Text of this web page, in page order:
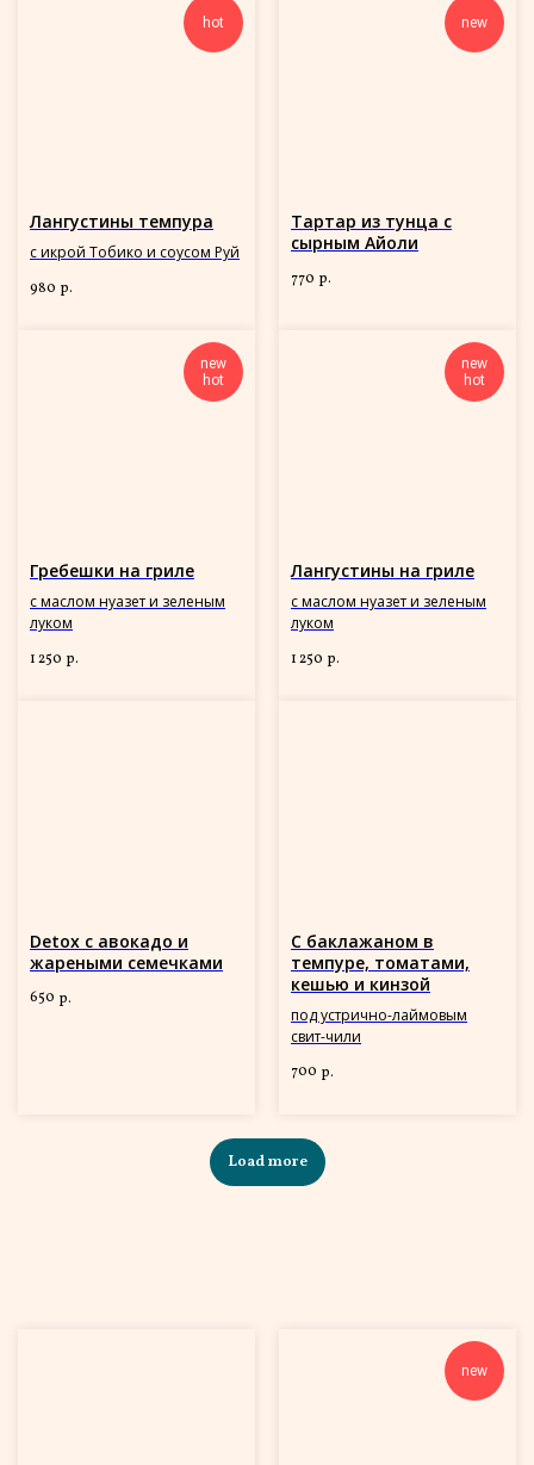
hot
Лангустины темпура
с икрой Тобико и соусом Руй
980 р.
new
Тартар из тунца с
сырным Айоли
770 р.
new
hot
Гребешки на гриле
с маслом нуазет и зеленым
луком
1 250 р.
new
hot
Лангустины на гриле
с маслом нуазет и зеленым
луком
1 250 р.
Detox с авокадо и
жареными семечками
650 р.
С баклажаном в
темпуре, томатами,
кешью и кинзой
под устрично-лаймовым
свит-чили
700 р.
Load more
new